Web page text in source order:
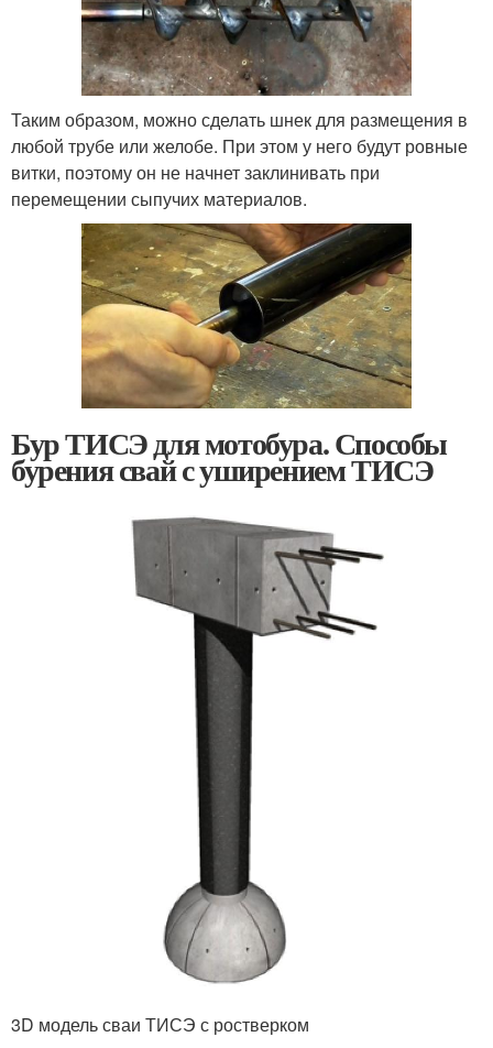
Таким образом, можно сделать шнек для размещения в
любой трубе или желобе. При этом у него будут ровные
витки, поэтому он не начнет заклинивать при
перемещении сыпучих материалов.
Бур ТИСЭ для мотобура. Способы
бурения свай с уширением ТИСЭ
3D модель сваи ТИСЭ с ростверком